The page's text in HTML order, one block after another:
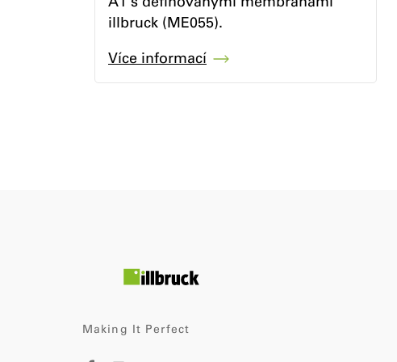
illbruck (ME055).
Více informací
Making It Perfect